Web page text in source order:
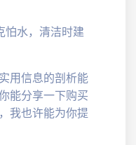
怕水，清洁时建
用信息的剖析能
能分享一下购买
我也许能为你提